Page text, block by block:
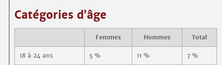
Catégories d’âge
Femmes Hommes Total
18 à 24 ans 5 % 11 % 7 %